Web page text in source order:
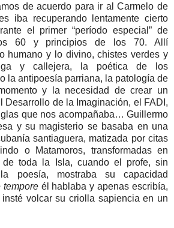
de acuerdo para ir al Carmelo de
iba recuperando lentamente cierto
el primer “período especial” de
60 y principios de los 70. Allí
humano y lo divino, chistes verdes y
y callejera, la poética de los
la antipoesía parriana, la patología de
y la necesidad de crear un
Desarrollo de la Imaginación, el FADI,
que nos acompañaba… Guillermo
y su magisterio se basaba en una
santiaguera, matizada por citas
o Matamoros, transformadas en
de toda la Isla, cuando el profe, sin
poesía, mostraba su capacidad
temporeél hablaba y apenas escribía,
volcar su criolla sapiencia en un